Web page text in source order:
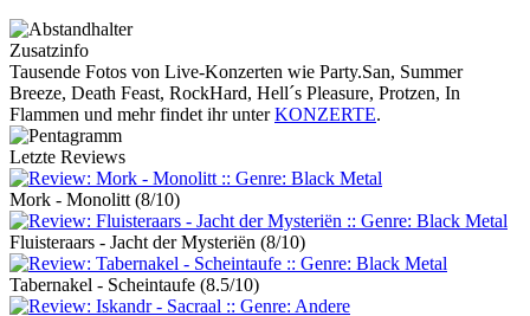
Zusatzinfo
Tausende Fotos von Live-Konzerten wie Party.San, Summer
Breeze, Death Feast, RockHard, Hell´s Pleasure, Protzen, In
Flammen und mehr findet ihr unterKONZERTE.
Letzte Reviews
Mork - Monolitt (8/10)
Fluisteraars - Jacht der Mysteriën (8/10)
Tabernakel - Scheintaufe (8.5/10)